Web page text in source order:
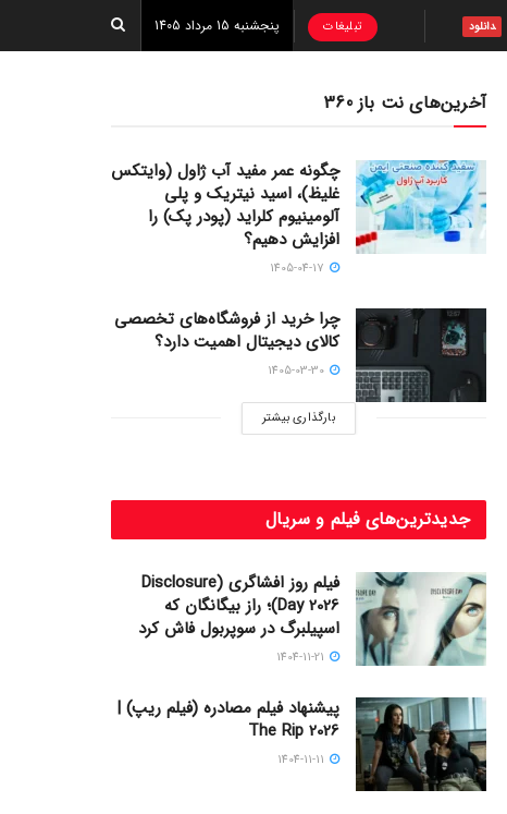
دانلود تبلیغات پنجشنبه 15 مرداد 1405
آخرین‌های نت باز 360
چگونه عمر مفید آب ژاول (وایتکس
غلیظ)، اسید نیتریک و پلی
آلومینیوم کلراید (پودر پک) را
افزایش دهیم؟
چرا خرید از فروشگاه‌های تخصصی
کالای دیجیتال اهمیت دارد؟
بارگذاری بیشتر
جدیدترین‌های فیلم و سریال
فیلم روز افشاگری (Disclosure
Day 2026)؛ راز بیگانگان که
اسپیلبرگ در سوپربول فاش کرد
پیشنهاد فیلم مصادره (فیلم ریپ) |
The Rip 2026